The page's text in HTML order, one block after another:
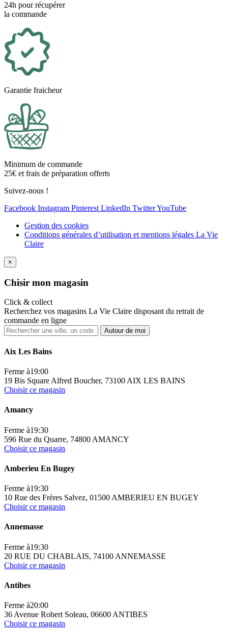
24h pour récupérer
la commande
Garantie fraicheur
Minimum de commande
25€ et frais de préparation offerts
Suivez-nous !
Facebook Instagram Pinterest LinkedIn TwitterYouTube
Gestion des cookies
Conditions générales d’utilisation et mentions légales La Vie
Claire
×
Chisir mon magasin
Click & collect
Recherchez vos magasins La Vie Claire disposant du retrait de
commande en ligne
Autour de moi
Aix Les Bains
Ferme à19:00
19 Bis Square Alfred Boucher, 73100 AIX LES BAINS
Choisir ce magasin
Amancy
Ferme à19:30
596 Rue du Quarre, 74800 AMANCY
Choisir ce magasin
Amberieu En Bugey
Ferme à19:30
10 Rue des Frères Salvez, 01500 AMBERIEU EN BUGEY
Choisir ce magasin
Annemasse
Ferme à19:30
20 RUE DU CHABLAIS, 74100 ANNEMASSE
Choisir ce magasin
Antibes
Ferme à20:00
36 Avenue Robert Soleau, 06600 ANTIBES
Choisir ce magasin